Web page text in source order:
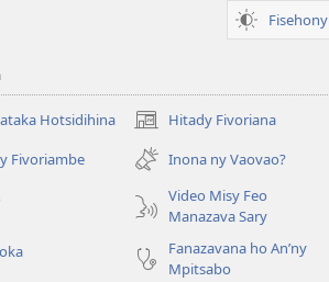
Fisehony
Hotsidihina Hitady Fivoriana
(manokatra
rohy)
Fivoriambe
Inona ny Vaovao?
Video Misy Feo
Manazava Sary
Fanazavana ho An’ny
Mpitsabo